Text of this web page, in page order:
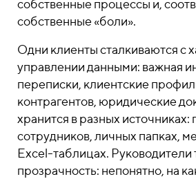
собственные процессы и,
собственные «боли».
Одни клиенты сталкиваются с
управлении данными: важная
переписки, клиентские
контрагентов, юридические
хранится в разных
сотрудников, личных папках,
Excel-таблицах. Руководители
прозрачность: непонятно, на